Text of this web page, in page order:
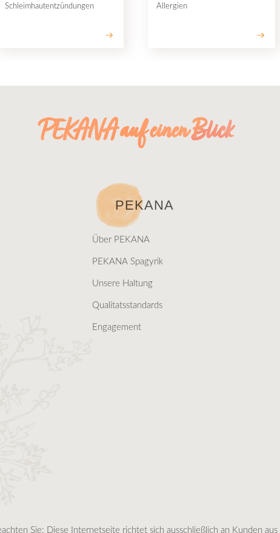
Schleimhautentzündungen Allergien
PEKANA auf einen Blick
PEKANA
Über PEKANA
PEKANA Spagyrik
Unsere Haltung
Qualitatsstandards
Engagement
Sie: Diese Internetseite richtet sich ausschließlich an Kunden aus